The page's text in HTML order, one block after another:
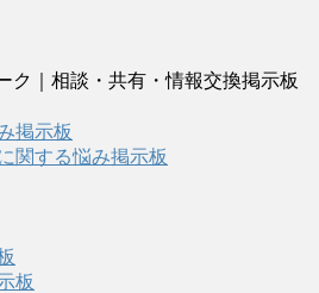
ク｜相談・共有・情報交換掲示板
掲示板
する悩み掲示板
板